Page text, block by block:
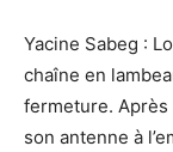
Yacine Sabeg :
chaîne en
fermeture. Après
son antenne à